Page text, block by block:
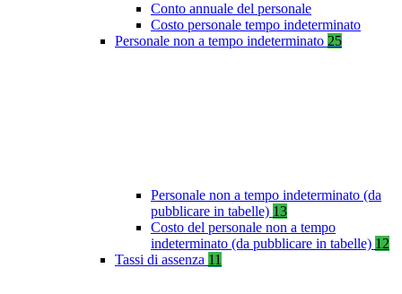
Conto annuale del personale
Costo personale tempo indeterminato
Personale non a tempo indeterminato 25
Personale non a tempo indeterminato (da
pubblicare in tabelle) 13
Costo del personale non a tempo
indeterminato (da pubblicare in tabelle) 12
Tassi di assenza 11